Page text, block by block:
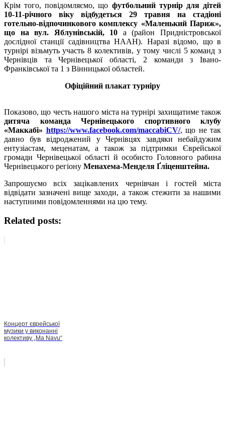
Крім того, повідомляємо, що футбольний турнір для дітей
10-11-річного віку відбудеться 29 травня на стадіоні
готельно-відпочинкового комплексу «Маленький Париж»,
що на вул. Яблунівській, 10 а (район Придністровської
дослідної станції садівництва НААН). Наразі відомо, що в
турнірі візьмуть участь 8 колективів, у тому числі 5 команд з
Чернівців та Чернівецької області, 2 команди з Івано-
Франківської та 1 з Вінницької областей.
Офіційний плакат турніру
Показово, що честь нашого міста на турнірі захищатиме також
дитяча команда Чернівецького спортивного клубу
«Маккабі» https://www.facebook.com/maccabiCV/, що не так
давно був відроджений у Чернівцях завдяки небайдужим
ентузіастам, меценатам, а також за підтримки Єврейської
громади Чернівецької області й особисто Головного рабина
Чернівецького регіону Менахема-Менделя Ґліценштейна.
Запрошуємо всіх зацікавлених чернівчан і гостей міста
відвідати зазначені вище заходи, а також стежити за нашими
наступними повідомленнями на цю тему.
Related posts:
Концерт єврейської
музики у виконанні
колективу „Ma Navu“